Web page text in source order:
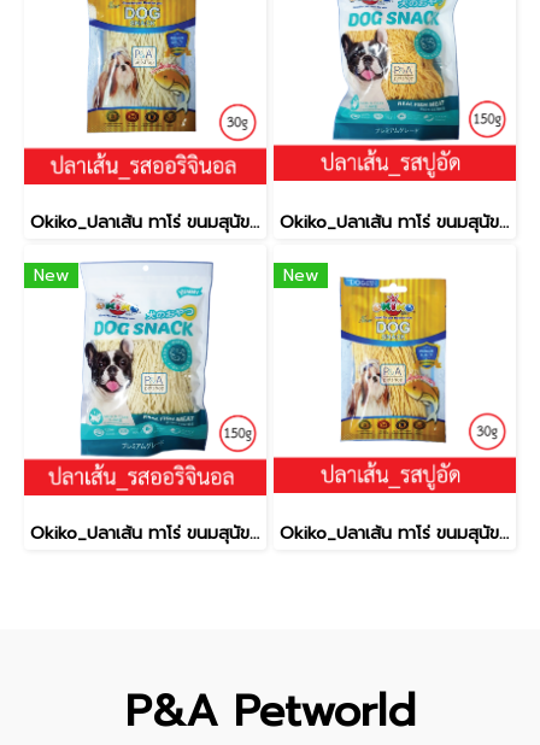
Okiko_ปลาเส้น ทาโร่ ขนมสุนัข (เนื้อปลา 100%) _รสออริจินอล30g. Okiko_ปลาเส้น ทาโร่ ขนมสุนัข (เนื้อปลา 100%) _รสปู150g.
New
Okiko_ปลาเส้น ทาโร่ ขนมสุนัข (เนื้อปลา 100%) _รสออริจินอล150g.
New
Okiko_ปลาเส้น ทาโร่ ขนมสุนัข (เนื้อปลา 100%) _รสปู30g.
P&A Petworld